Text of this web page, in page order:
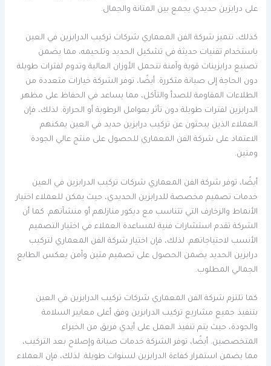
على درابزين حديدي يجمع بين المتانة والجمال.
كذلك، تتميز شركة الفن المعماري شركات تركيب الدرابزين في العين
باستخدام تقنيات حديثة في تشكيل الحديد وتلحيمه، مما يضمن
تصنيع درابزينات قوية وآمنة تتحمل الأوزان العالية وتدوم لفترات طويلة
دون الحاجة إلى صيانة متكررة. أيضًا، توفر الشركة خيارات متعددة من
الطلاءات المقاومة للصدأ والتآكل، مما يساعد في الحفاظ على مظهر
الدرابزين لفترات طويلة دون تأثر بعوامل الرطوبة أو الحرارة. لذلك، فإن
العملاء الذين يبحثون عن تركيب درابزين حديد في العين يمكنهم
الاعتماد على شركة الفن المعماري للحصول على منتج عالي الجودة
ومتين.
أيضًا، توفر شركة الفن المعماري شركات تركيب الدرابزين في العين
خدمات تصميم مخصصة للدرابزين الحديدي، حيث يمكن للعملاء اختيار
الأنماط والزخارف التي تتناسب مع ديكور منازلهم أو منشآتهم. كما أن
الشركة تقدم استشارات فنية لمساعدة العملاء في اختيار التصميم
الأنسب لاحتياجاتهم. لذلك، فإن اختيار شركة الفن المعماري لتركيب
درابزين الحديد يضمن الحصول على تصميم متين وآمن يعكس الطابع
الجمالي المطلوب.
كما تلتزم شركة الفن المعماري شركات تركيب الدرابزين في العين
بتنفيذ جميع مشاريع تركيب الدرابزين وفق أعلى معايير السلامة
والجودة، حيث يتم تنفيذ العمل على أيدي فريق من الخبراء
المتخصصين. أيضًا، توفر الشركة خدمات صيانة وإصلاح بعد التركيب،
مما يضمن استمرار كفاءة الدرابزين لسنوات طويلة. لذلك، فإن العملاء